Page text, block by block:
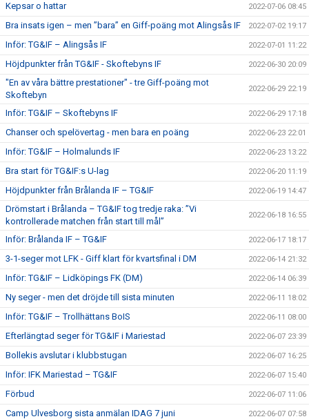
Kepsar o hattar 2022-07-06 08:45
Bra insats igen – men ”bara” en Giff-poäng mot Alingsås IF 2022-07-02 19:17
Inför: TG&IF – Alingsås IF 2022-07-01 11:22
Höjdpunkter från TG&IF - Skoftebyns IF 2022-06-30 20:09
"En av våra bättre prestationer" - tre Giff-poäng mot
Skoftebyn
2022-06-29 22:19
Inför: TG&IF – Skoftebyns IF 2022-06-29 17:18
Chanser och spelövertag - men bara en poäng 2022-06-23 22:01
Inför: TG&IF – Holmalunds IF 2022-06-23 13:22
Bra start för TG&IF:s U-lag 2022-06-20 11:19
Höjdpunkter från Brålanda IF – TG&IF 2022-06-19 14:47
Drömstart i Brålanda – TG&IF tog tredje raka: ”Vi
kontrollerade matchen från start till mål”
2022-06-18 16:55
Inför: Brålanda IF – TG&IF 2022-06-17 18:17
3-1-seger mot LFK - Giff klart för kvartsfinal i DM 2022-06-14 21:32
Inför: TG&IF – Lidköpings FK (DM) 2022-06-14 06:39
Ny seger - men det dröjde till sista minuten 2022-06-11 18:02
Inför: TG&IF – Trollhättans BoIS 2022-06-11 08:00
Efterlängtad seger för TG&IF i Mariestad 2022-06-07 23:39
Bollekis avslutar i klubbstugan 2022-06-07 16:25
Inför: IFK Mariestad – TG&IF 2022-06-07 15:40
Förbud 2022-06-07 11:06
Camp Ulvesborg sista anmälan IDAG 7 juni 2022-06-07 07:58